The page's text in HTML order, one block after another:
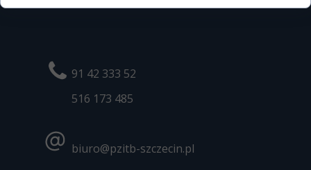
91 42 333 52
516 173 485
biuro@pzitb-szczecin.pl